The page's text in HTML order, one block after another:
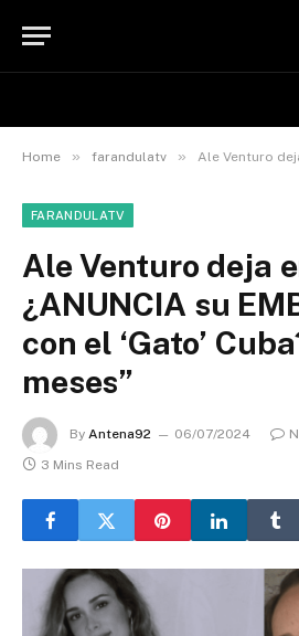
Home » farandulatv » Ale Venturo deja en shock y
FARANDULATV
Ale Venturo deja
¿ANUNCIA su
con el ‘Gato’
meses”
By Antena92 06/07/2024
3 Mins Read